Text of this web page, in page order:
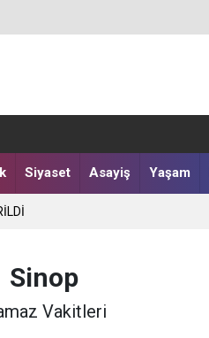
Siyaset Asayiş Yaşam
Sinop
Vakitleri